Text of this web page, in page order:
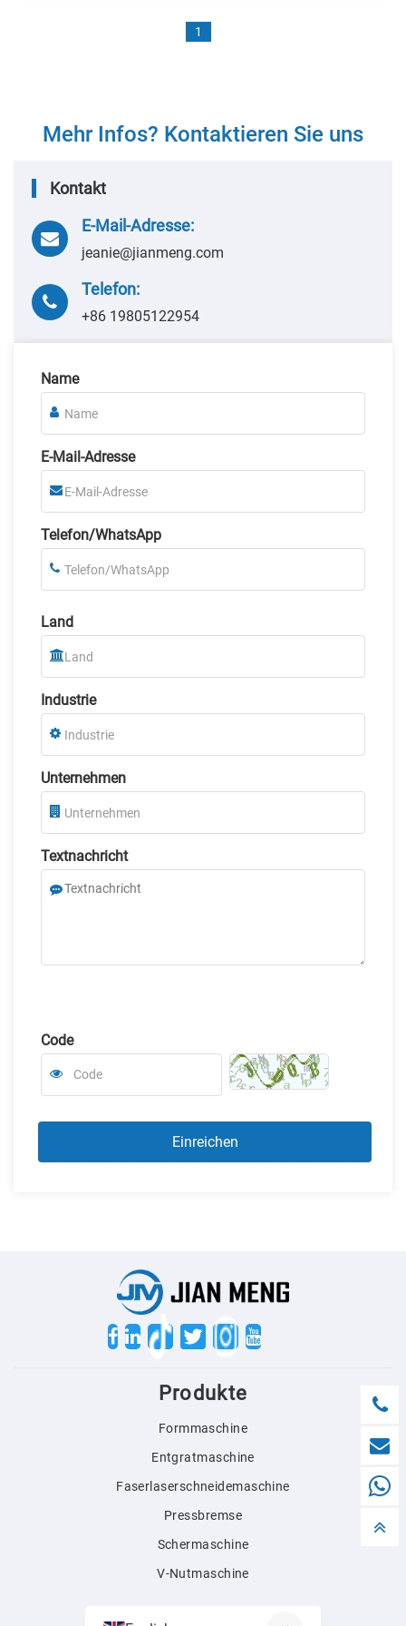
1
Mehr Infos? Kontaktieren Sie uns
Kontakt
E-Mail-Adresse:
jeanie@jianmeng.com
Telefon:
+86 19805122954
Name
E-Mail-Adresse
Telefon/WhatsApp
Land
Industrie
Unternehmen
Textnachricht
Code
Twitter
Produkte
Formmaschine
Entgratmaschine
Faserlaserschneidemaschine
Pressbremse
Schermaschine
V-Nutmaschine